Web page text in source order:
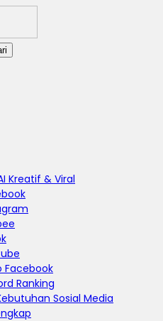
Kreatif & Viral
Facebook
Ranking
Sosial Media